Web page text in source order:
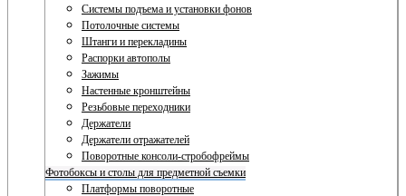
Системы подъема и установки фонов
Потолочные системы
Штанги и перекладины
Распорки автополы
Зажимы
Настенные кронштейны
Резьбовые переходники
Держатели
Держатели отражателей
Поворотные консоли-стробофреймы
Фотобоксы и столы для предметной съемки
Платформы поворотные